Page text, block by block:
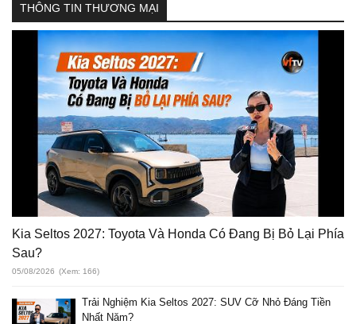
THÔNG TIN THƯƠNG MẠI
Kia Seltos 2027: Toyota Và Honda Có Đang Bị Bỏ Lại Phía
Sau?
05/08/2026 (Xem: 166)
Trải Nghiệm Kia Seltos 2027: SUV Cỡ Nhỏ Đáng Tiền
Nhất Năm?